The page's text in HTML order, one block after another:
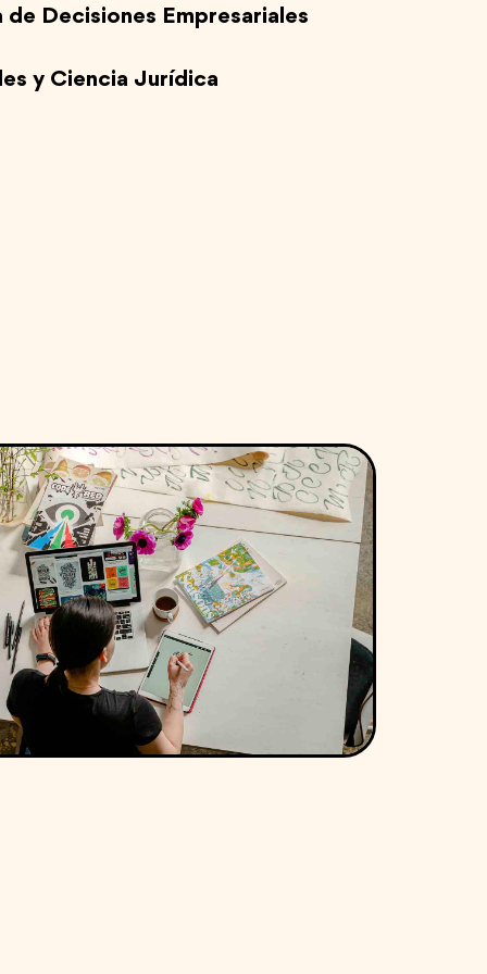
de Decisiones Empresariales
y Ciencia Jurídica